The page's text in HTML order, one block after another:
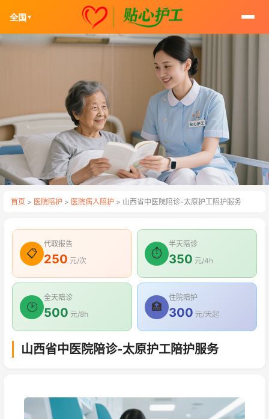
全国 ▼
首页 > 医院陪护 > 医院病人陪护 > 山西省中医院陪诊-太原护工陪护服务
📋
代取报告
250 元/次
⏱
半天陪诊
350 元/4h
🕑
全天陪诊
500 元/8h
🏥
住院陪护
300 元/天起
山西省中医院陪诊-太原护工陪护服务